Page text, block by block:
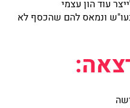
עוד הון עצמי
ונמאס להם שהכסף לא